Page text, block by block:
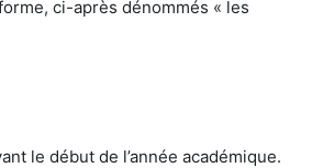
ci-après dénommés « les
le début de l’année académique.